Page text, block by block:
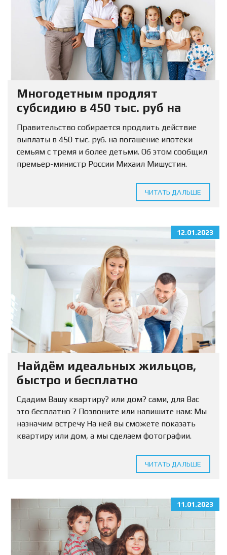
Многодетным продлят
субсидию в 450 тыс. руб на
погашение ипотеки
Правительство собирается продлить действие
выплаты в 450 тыс. руб. на погашение ипотеки
семьям с тремя и более детьми. Об этом сообщил
премьер-министр России Михаил Мишустин.
продлить действие денежной выплаты при
ЧИТАТЬ ДАЛЬШЕ
12.01.2023
Найдём идеальных жильцов,
быстро и бесплатно
Сдадим Вашу квартиру? или дом? сами, для Вас
это бесплатно ? Позвоните или напишите нам: Мы
назначим встречу На ней вы сможете показать
квартиру или дом, а мы сделаем фотографии.
ЧИТАТЬ ДАЛЬШЕ
11.01.2023